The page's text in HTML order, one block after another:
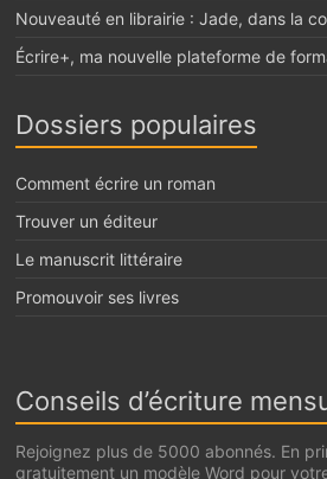
Nouveauté en librairie : Jade, dans la
Écrire+, ma nouvelle plateforme de
Dossiers populaires
Comment écrire un roman
Trouver un éditeur
Le manuscrit littéraire
Promouvoir ses livres
Conseils d’écriture
Rejoignez plus de 5000 abonnés. En
gratuitement un modèle Word pour